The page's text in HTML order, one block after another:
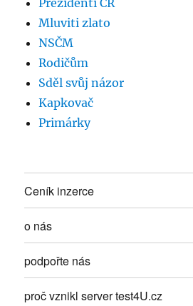
Prezidenti ČR
Mluviti zlato
NSČM
Rodičům
Sděl svůj názor
Kapkovač
Primárky
Ceník inzerce
o nás
podpořte nás
proč vznikl server test4U.cz